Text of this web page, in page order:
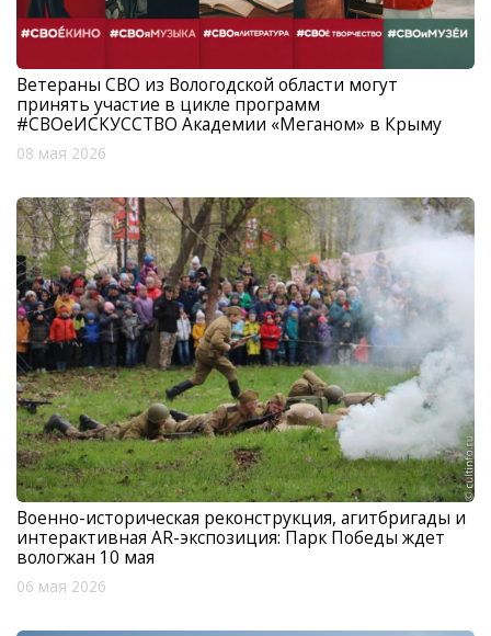
Ветераны СВО из Вологодской области могут
принять участие в цикле программ
#СВОеИСКУССТВО Академии «Меганом» в Крыму
08 мая 2026
Военно-историческая реконструкция, агитбригады и
интерактивная AR-экспозиция: Парк Победы ждет
вологжан 10 мая
06 мая 2026